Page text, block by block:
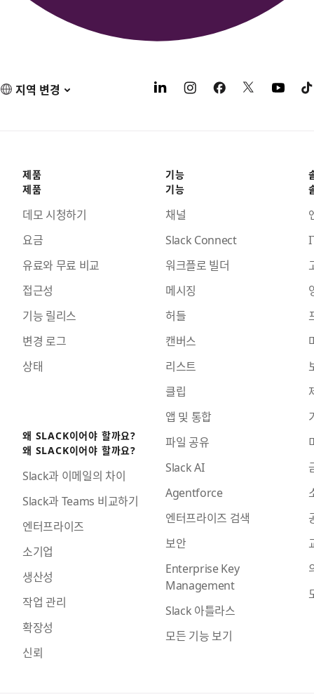
지역 변경
제품
제품
데모 시청하기
요금
유료와 무료 비교
접근성
기능 릴리스
변경 로그
상태
왜 SLACK이어야 할까요?
왜 SLACK이어야 할까요?
Slack과 이메일의 차이
Slack과 Teams 비교하기
엔터프라이즈
소기업
생산성
작업 관리
확장성
신뢰
기능
기능
채널
Slack Connect
워크플로 빌더
메시징
허들
캔버스
리스트
클립
앱 및 통합
파일 공유
Slack AI
Agentforce
엔터프라이즈 검색
보안
Enterprise Key
Management
Slack 아틀라스
모든 기능 보기